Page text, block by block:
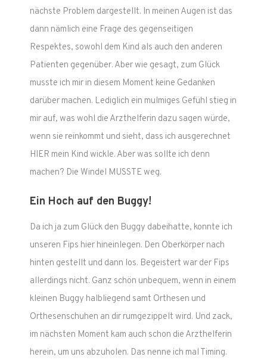
nächste Problem dargestellt. In meinen Augen ist das
dann nämlich eine Frage des gegenseitigen
Respektes, sowohl dem Kind als auch den anderen
Patienten gegenüber. Aber wie gesagt, zum Glück
musste ich mir in diesem Moment keine Gedanken
darüber machen. Lediglich ein mulmiges Gefühl stieg in
mir auf, was wohl die Arzthelferin dazu sagen würde,
wenn sie reinkommt und sieht, dass ich ausgerechnet
HIER mein Kind wickle. Aber was sollte ich denn
machen? Die Windel MUSSTE weg.
Ein Hoch auf den Buggy!
Da ich ja zum Glück den Buggy dabeihatte, konnte ich
unseren Fips hier hineinlegen. Den Oberkörper nach
hinten gestellt und dann los. Begeistert war der Fips
allerdings nicht. Ganz schön unbequem, wenn in einem
kleinen Buggy halbliegend samt Orthesen und
Orthesenschuhen an dir rumgezippelt wird. Und zack,
im nächsten Moment kam auch schon die Arzthelferin
herein, um uns abzuholen. Das nenne ich mal Timing.